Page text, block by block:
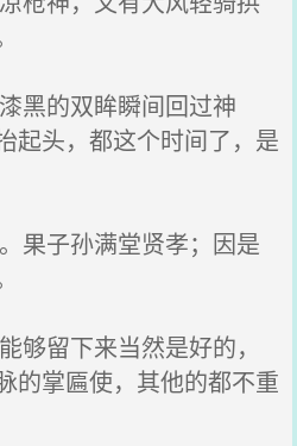
黑的双眸瞬间回过神
起头，都这个时间了，是
果子孙满堂贤孝；因是
留下来当然是好的，
的掌匾使，其他的都不重